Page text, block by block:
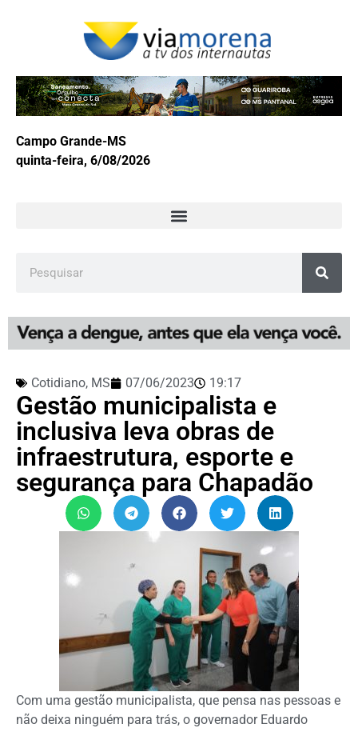
Campo Grande-MS
quinta-feira, 6/08/2026
Cotidiano, MS 07/06/2023 19:17
Gestão municipalista e
inclusiva leva obras de
infraestrutura, esporte e
segurança para Chapadão
Com uma gestão municipalista, que pensa nas pessoas e
não deixa ninguém para trás, o governador Eduardo